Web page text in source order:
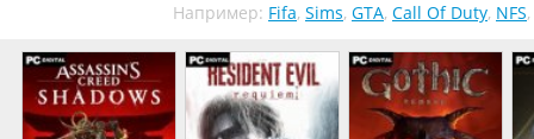
Например: Fifa, Sims, GTA, Call Of Duty, NFS,